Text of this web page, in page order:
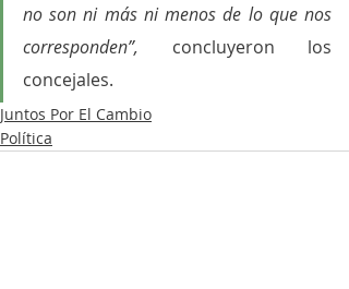
no son ni más ni menos de lo que nos
corresponden”, concluyeron los
concejales.
Juntos Por El Cambio
Política